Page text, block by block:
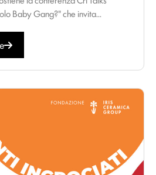
Baby Gang?" che invita...